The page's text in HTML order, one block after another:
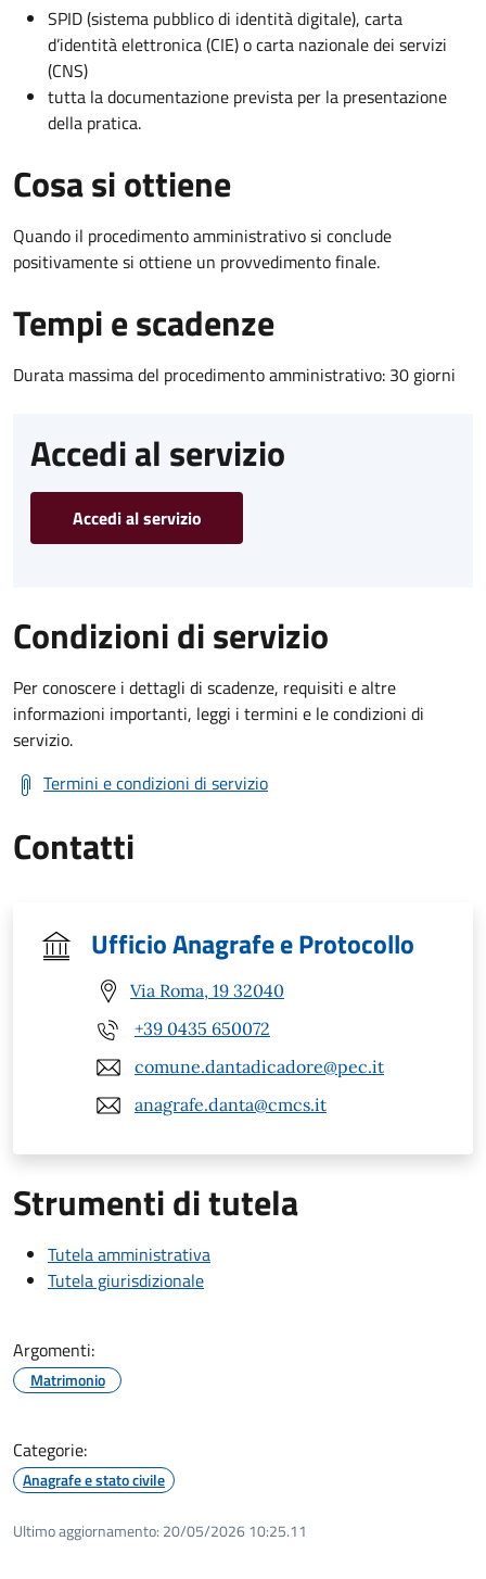
SPID (sistema pubblico di identità digitale), carta
d’identità elettronica (CIE) o carta nazionale dei servizi
(CNS)
tutta la documentazione prevista per la presentazione
della pratica.
Cosa si ottiene
Quando il procedimento amministrativo si conclude
positivamente si ottiene un provvedimento finale.
Tempi e scadenze
Durata massima del procedimento amministrativo: 30 giorni
Accedi al servizio
Accedi al servizio
Condizioni di servizio
Per conoscere i dettagli di scadenze, requisiti e altre
informazioni importanti, leggi i termini e le condizioni di
servizio.
Termini e condizioni di servizio
Contatti
Ufficio Anagrafe e Protocollo
Via Roma, 19 32040
+39 0435 650072
comune.dantadicadore@pec.it
anagrafe.danta@cmcs.it
Strumenti di tutela
Tutela amministrativa
Tutela giurisdizionale
Argomenti:
Matrimonio
Categorie:
Anagrafe e stato civile
Ultimo aggiornamento: 20/05/2026 10:25.11